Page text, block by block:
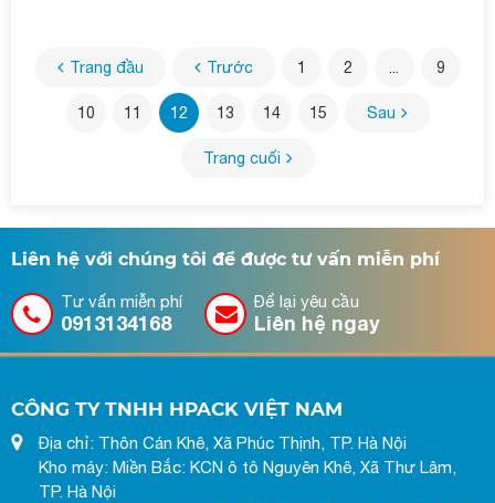
Trang đầu Trước 1 2 ... 9
10 11 12 13 14 15 Sau
Trang cuối
Liên hệ với chúng tôi để được tư vấn miễn phí
Tư vấn miễn phí
0913134168
Để lại yêu cầu
Liên hệ ngay
CÔNG TY TNHH HPACK VIỆT NAM
Địa chỉ: Thôn Cán Khê, Xã Phúc Thịnh, TP. Hà Nội
Kho máy: Miền Bắc: KCN ô tô Nguyên Khê, Xã Thư Lâm,
TP. Hà Nội